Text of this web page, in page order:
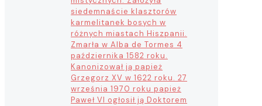
siedemnaście klasztorów
karmelitanek bosych w
różnych miastach Hiszpanii.
Zmarła w Alba de Tormes 4
października 1582 roku.
Kanonizował ją papież
Grzegorz XV w 1622 roku. 27
września 1970 roku papież
Paweł VI ogłosił ją Doktorem